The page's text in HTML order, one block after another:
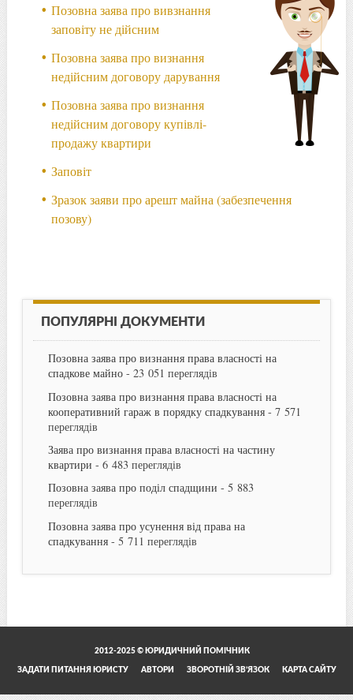
Позовна заява про вивзнання
заповіту не дійсним
Позовна заява про визнання
недійсним договору дарування
Позовна заява про визнання
недійсним договору купівлі-
продажу квартири
Заповіт
Зразок заяви про арешт майна (забезпечення
позову)
ПОПУЛЯРНІ ДОКУМЕНТИ
Позовна заява про визнання права власності на
спадкове майно- 23 051 переглядів
Позовна заява про визнання права власності на
кооперативний гараж в порядку спадкування- 7 571
переглядів
Заява про визнання права власності на частину
квартири - 6 483 переглядів
Позовна заява про поділ спадщини - 5 883
переглядів
Позовна заява про усунення від права на
спадкування- 5 711 переглядів
2012-2025 © ЮРИДИЧНИЙ ПОМІЧНИК
ЗАДАТИ ПИТАННЯ ЮРИСТУ АВТОРИ ЗВОРОТНІЙ ЗВ’ЯЗОК КАРТА САЙТУ